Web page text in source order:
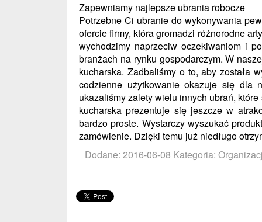
Zapewniamy najlepsze ubrania robocze
Potrzebne Ci ubranie do wykonywania
ofercie firmy, która gromadzi różnorodne
wychodzimy naprzeciw oczekiwaniom i
branżach na rynku gospodarczym. W
kucharska. Zadbaliśmy o to, aby została
codzienne użytkowanie okazuje się dla
ukazaliśmy zalety wielu innych ubrań,
kucharska prezentuje się jeszcze w
bardzo proste. Wystarczy wyszukać
zamówienie. Dzięki temu już niedługo
Dodane: 2016-06-08 Kategoria: